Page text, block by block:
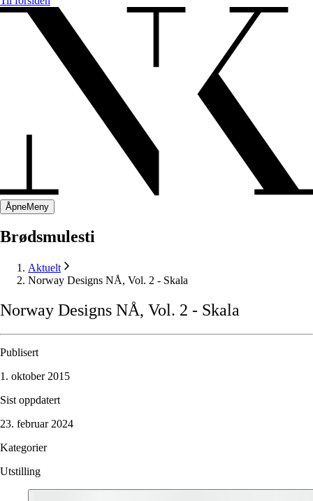
ÅpneMeny
Brødsmulesti
Aktuelt
Norway Designs NÅ, Vol. 2 - Skala
Norway Designs NÅ, Vol. 2 - Skala
Publisert
1. oktober 2015
Sist oppdatert
23. februar 2024
Kategorier
Utstilling